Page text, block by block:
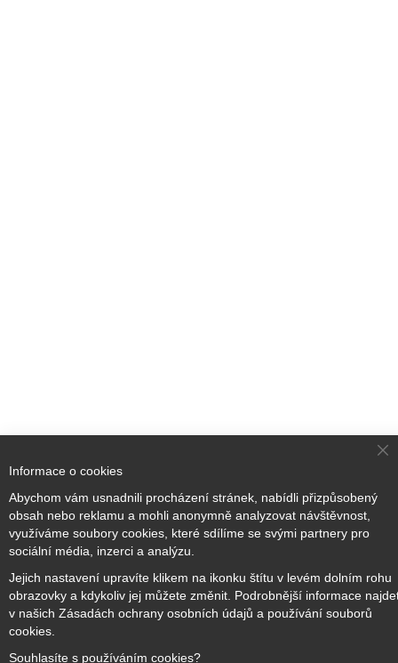
Přihlaste se k odběru novinek
Přihlásit odběr
Informace o cookies
Abychom vám usnadnili procházení stránek, nabídli přizpůsobený
obsah nebo reklamu a mohli anonymně analyzovat návštěvnost,
využíváme soubory cookies, které sdílíme se svými partnery pro
sociální média, inzerci a analýzu.
Jejich nastavení upravíte klikem na ikonku štítu v levém dolním rohu
obrazovky a kdykoliv jej můžete změnit. Podrobnější informace
v našich Zásadách ochrany osobních údajů a používání souborů
cookies.
Souhlasíte s používáním cookies?